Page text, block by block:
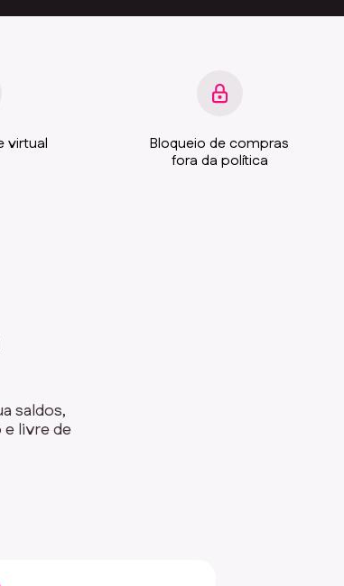
virtual
Bloqueio de compras
fora da política
saldos,
livre de